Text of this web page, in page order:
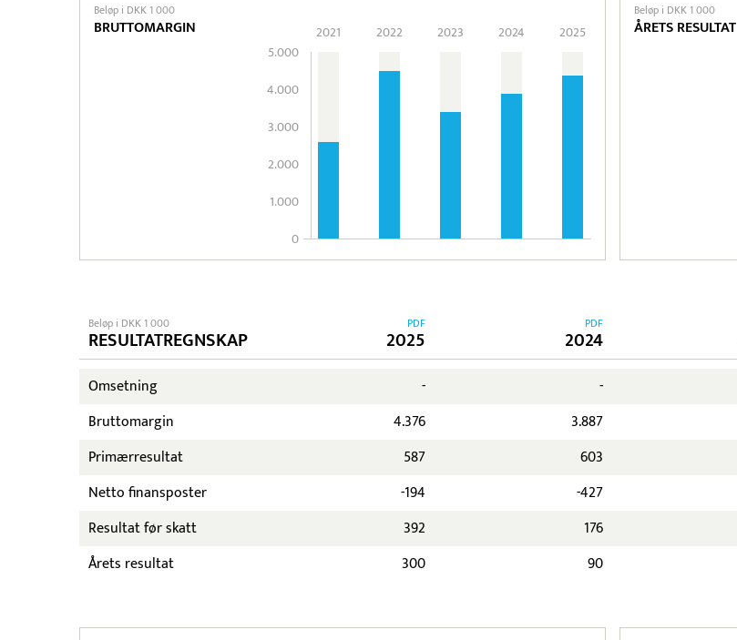
Beløp i DKK 1 000
BRUTTOMARGIN
5.000
4.000
3.000
2.000
1.000
0
2021 2022 2023 2024 2025
Beløp i DKK 1 000
ÅRETS RESULTAT
Beløp i DKK 1 000
RESULTATREGNSKAP
PDF
2025
PDF
2024
Omsetning - -
Bruttomargin
4.376 3.887
Primærresultat
587 603
Netto finansposter
-194 -427
Resultat før skatt
392 176
Årets resultat
300 90